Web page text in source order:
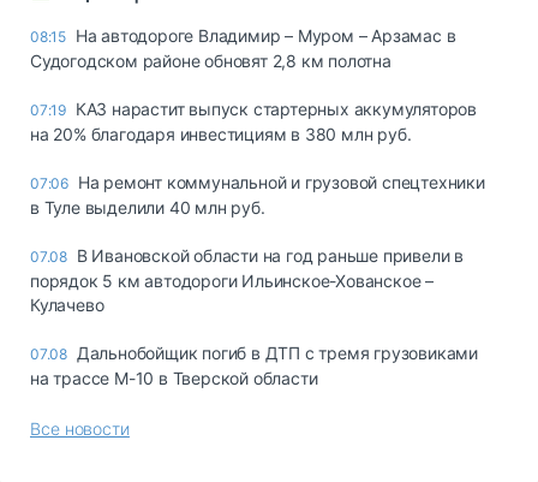
08:15 На автодороге Владимир – Муром – Арзамас в
Судогодском районе обновят 2,8 км полотна
07:19 КАЗ нарастит выпуск стартерных аккумуляторов
на 20% благодаря инвестициям в 380 млн руб.
07:06 На ремонт коммунальной и грузовой спецтехники
в Туле выделили 40 млн руб.
07.08 В Ивановской области на год раньше привели в
порядок 5 км автодороги Ильинское-Хованское –
Кулачево
07.08 Дальнобойщик погиб в ДТП с тремя грузовиками
на трассе М-10 в Тверской области
Все новости